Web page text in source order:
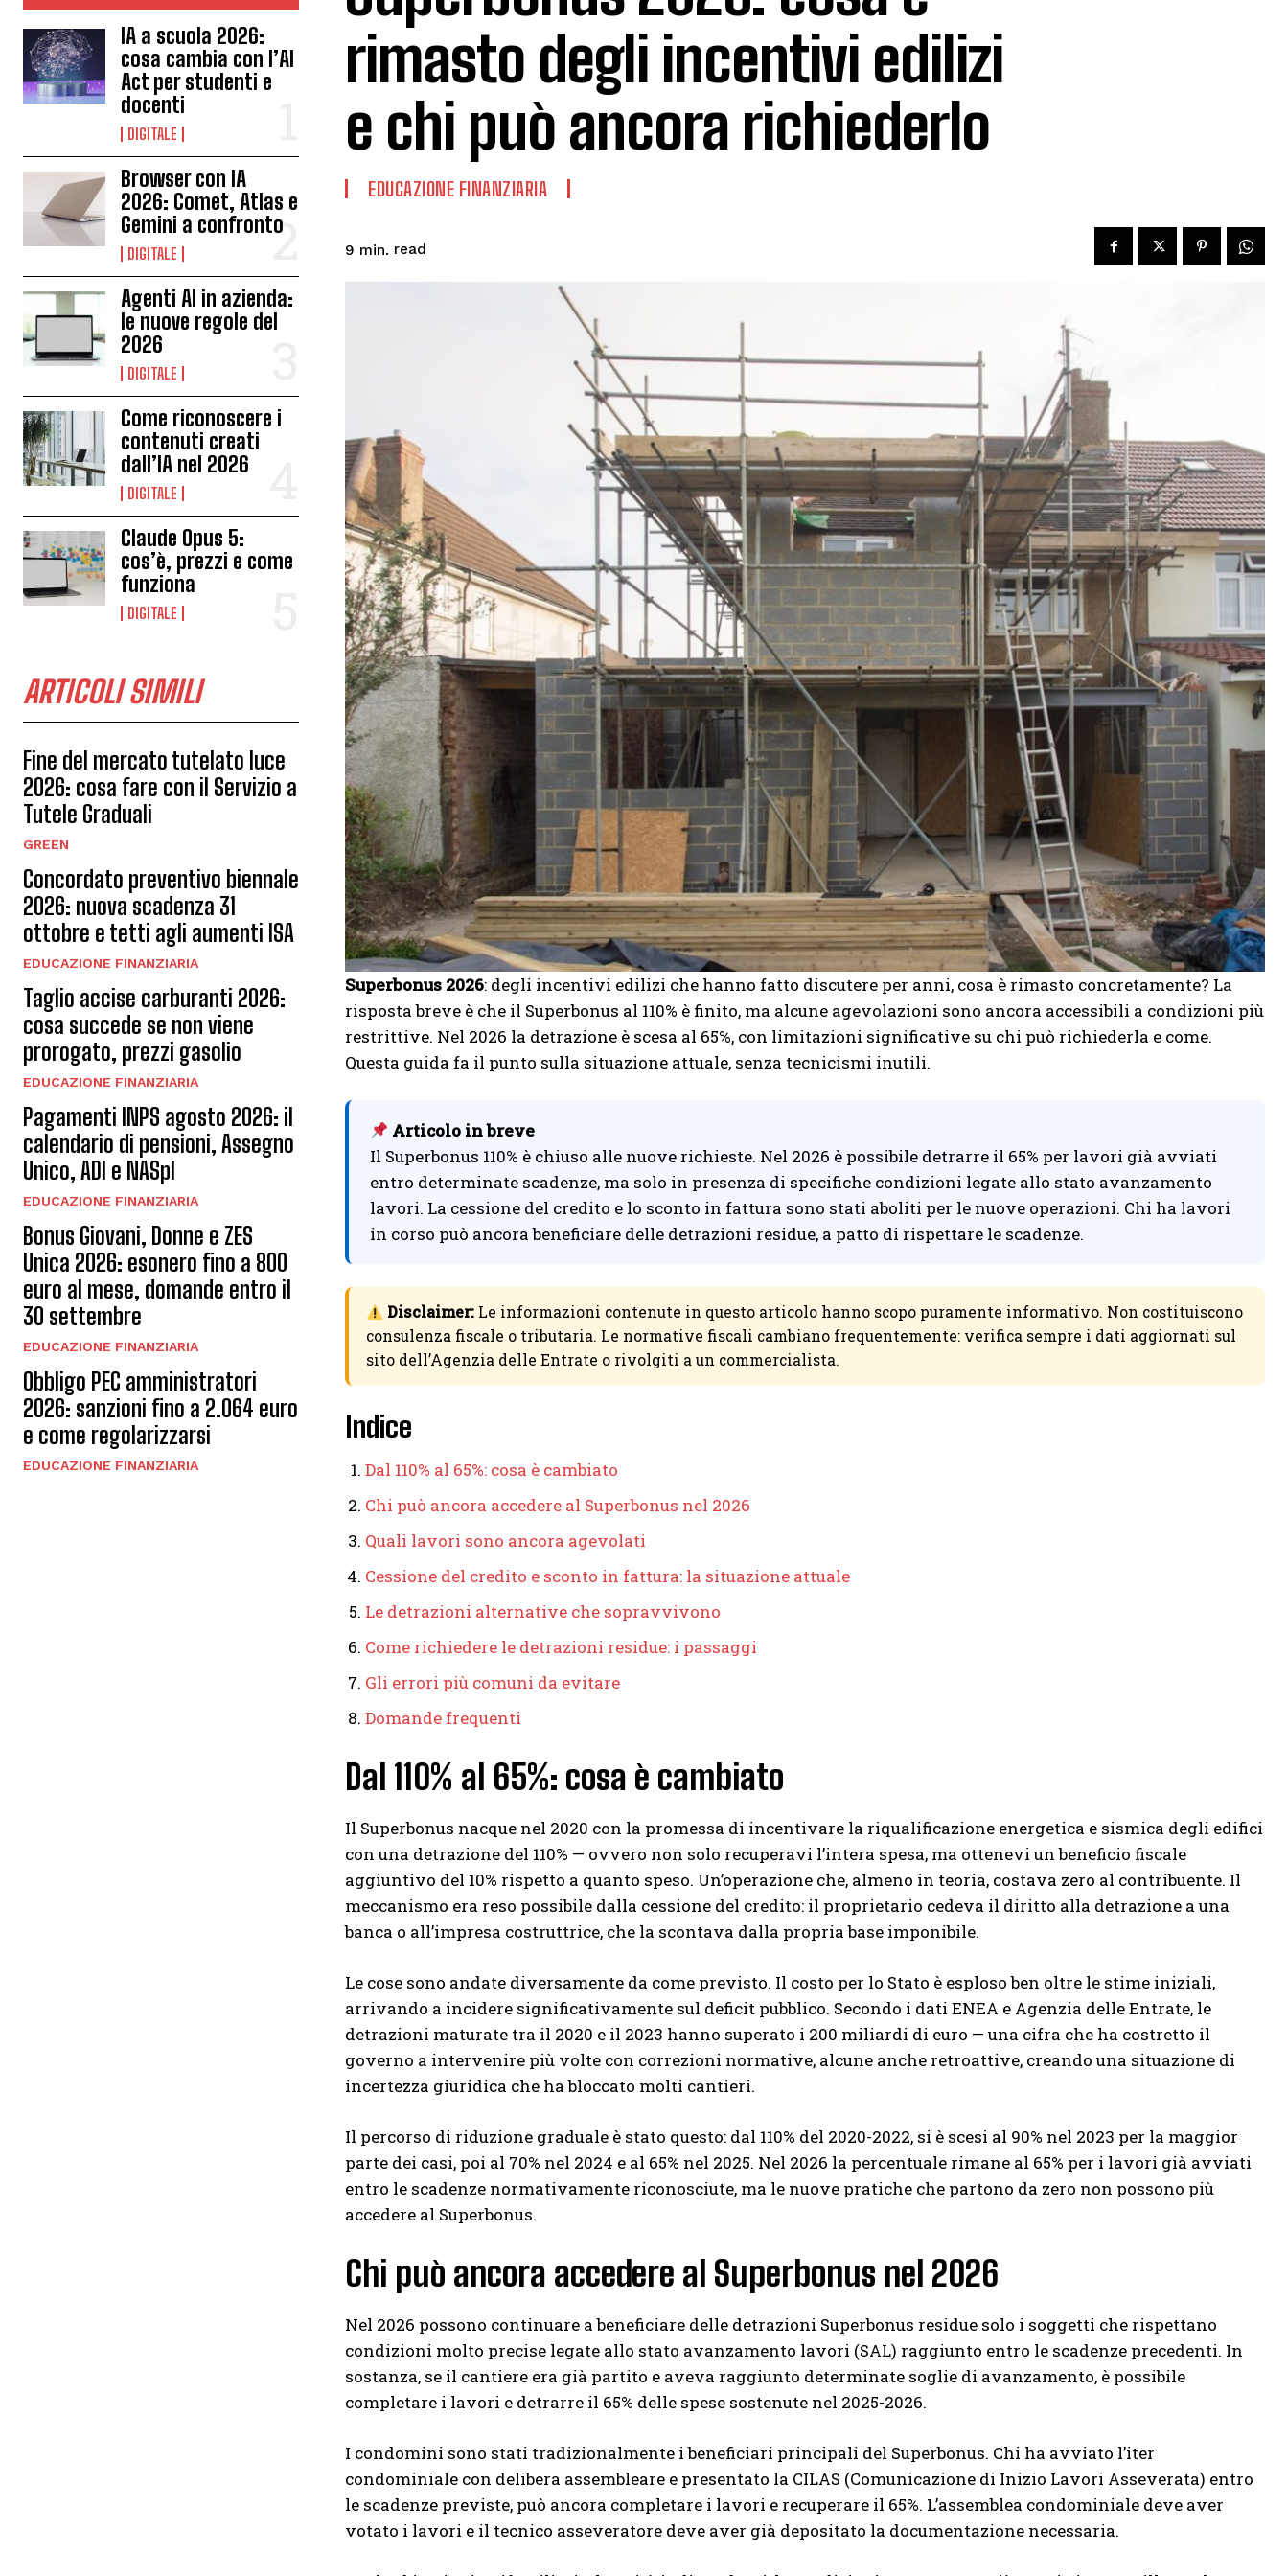
IA a scuola 2026:
cosa cambia con l’AI
Act per studenti e
docenti
DIGITALE
Browser con IA
2026: Comet, Atlas e
Gemini a confronto
DIGITALE
Agenti AI in azienda:
le nuove regole del
2026
DIGITALE
Come riconoscere i
contenuti creati
dall’IA nel 2026
DIGITALE
Claude Opus 5:
cos’è, prezzi e come
funziona
DIGITALE
ARTICOLI SIMILI
Fine del mercato tutelato luce
2026: cosa fare con il Servizio a
Tutele Graduali
GREEN
Concordato preventivo biennale
2026: nuova scadenza 31
ottobre e tetti agli aumenti ISA
EDUCAZIONE FINANZIARIA
Taglio accise carburanti 2026:
cosa succede se non viene
prorogato, prezzi gasolio
EDUCAZIONE FINANZIARIA
Pagamenti INPS agosto 2026: il
calendario di pensioni, Assegno
Unico, ADI e NASpI
EDUCAZIONE FINANZIARIA
Bonus Giovani, Donne e ZES
Unica 2026: esonero fino a 800
euro al mese, domande entro il
30 settembre
EDUCAZIONE FINANZIARIA
Obbligo PEC amministratori
2026: sanzioni fino a 2.064 euro
e come regolarizzarsi
EDUCAZIONE FINANZIARIA
rimasto degli incentivi edilizi
e chi può ancora richiederlo
EDUCAZIONE FINANZIARIA
9 min. read
Superbonus 2026: degli incentivi edilizi che hanno fatto discutere per anni, cosa è rimasto concretamente? La
risposta breve è che il Superbonus al 110% è finito, ma alcune agevolazioni sono ancora accessibili a condizioni più
restrittive. Nel 2026 la detrazione è scesa al 65%, con limitazioni significative su chi può richiederla e come.
Questa guida fa il punto sulla situazione attuale, senza tecnicismi inutili.
Articolo in breve
Il Superbonus 110% è chiuso alle nuove richieste. Nel 2026 è possibile detrarre il 65% per lavori già avviati
entro determinate scadenze, ma solo in presenza di specifiche condizioni legate allo stato avanzamento
lavori. La cessione del credito e lo sconto in fattura sono stati aboliti per le nuove operazioni. Chi ha lavori
in corso può ancora beneficiare delle detrazioni residue, a patto di rispettare le scadenze.
Disclaimer:Le informazioni contenute in questo articolo hanno scopo puramente informativo. Non costituiscono
consulenza fiscale o tributaria. Le normative fiscali cambiano frequentemente: verifica sempre i dati aggiornati sul
sito dell’Agenzia delle Entrate o rivolgiti a un commercialista.
Indice
Dal 110% al 65%: cosa è cambiato
Chi può ancora accedere al Superbonus nel 2026
Quali lavori sono ancora agevolati
Cessione del credito e sconto in fattura: la situazione attuale
Le detrazioni alternative che sopravvivono
Come richiedere le detrazioni residue: i passaggi
Gli errori più comuni da evitare
Domande frequenti
Dal 110% al 65%: cosa è cambiato
Il Superbonus nacque nel 2020 con la promessa di incentivare la riqualificazione energetica e sismica degli edifici
con una detrazione del 110% — ovvero non solo recuperavi l’intera spesa, ma ottenevi un beneficio fiscale
aggiuntivo del 10% rispetto a quanto speso. Un’operazione che, almeno in teoria, costava zero al contribuente. Il
meccanismo era reso possibile dalla cessione del credito: il proprietario cedeva il diritto alla detrazione a una
banca o all’impresa costruttrice, che la scontava dalla propria base imponibile.
Le cose sono andate diversamente da come previsto. Il costo per lo Stato è esploso ben oltre le stime iniziali,
arrivando a incidere significativamente sul deficit pubblico. Secondo i dati ENEA e Agenzia delle Entrate, le
detrazioni maturate tra il 2020 e il 2023 hanno superato i 200 miliardi di euro — una cifra che ha costretto il
governo a intervenire più volte con correzioni normative, alcune anche retroattive, creando una situazione di
incertezza giuridica che ha bloccato molti cantieri.
Il percorso di riduzione graduale è stato questo: dal 110% del 2020-2022, si è scesi al 90% nel 2023 per la maggior
parte dei casi, poi al 70% nel 2024 e al 65% nel 2025. Nel 2026 la percentuale rimane al 65% per i lavori già avviati
entro le scadenze normativamente riconosciute, ma le nuove pratiche che partono da zero non possono più
accedere al Superbonus.
Chi può ancora accedere al Superbonus nel 2026
Nel 2026 possono continuare a beneficiare delle detrazioni Superbonus residue solo i soggetti che rispettano
condizioni molto precise legate allo stato avanzamento lavori (SAL) raggiunto entro le scadenze precedenti. In
sostanza, se il cantiere era già partito e aveva raggiunto determinate soglie di avanzamento, è possibile
completare i lavori e detrarre il 65% delle spese sostenute nel 2025-2026.
I condomini sono stati tradizionalmente i beneficiari principali del Superbonus. Chi ha avviato l’iter
condominiale con delibera assembleare e presentato la CILAS (Comunicazione di Inizio Lavori Asseverata) entro
le scadenze previste, può ancora completare i lavori e recuperare il 65%. L’assemblea condominiale deve aver
votato i lavori e il tecnico asseveratore deve aver già depositato la documentazione necessaria.